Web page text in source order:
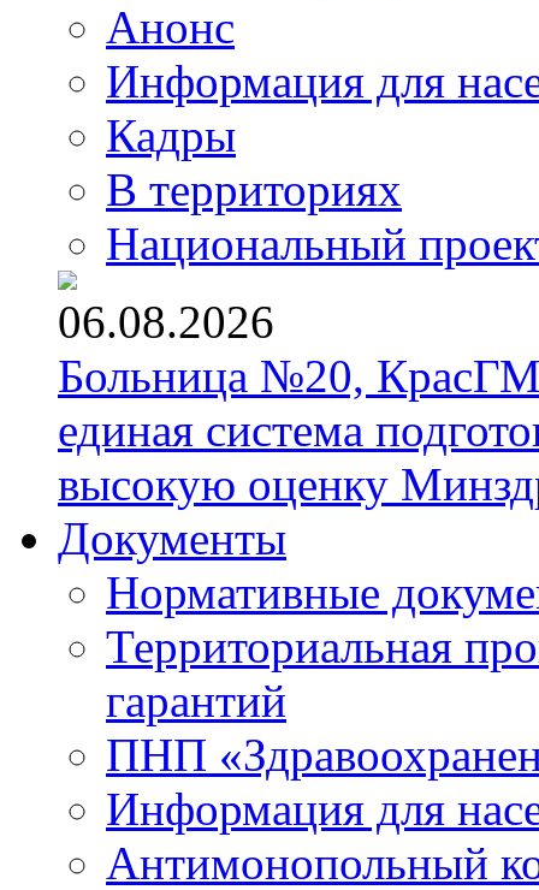
Анонс
Информация для
Кадры
В территориях
Национальный
06.08.2026
Больница №20,
единая система
высокую оценку
Документы
Нормативные
Территориальная
гарантий
ПНП
Информация для
Антимонопольный